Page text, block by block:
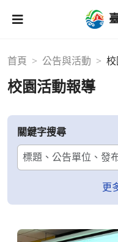
首頁 公告與活動 校
校園活動報導
關鍵字搜尋
更